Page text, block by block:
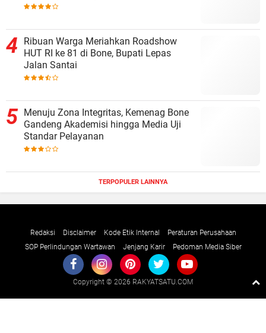
Ribuan Warga Meriahkan Roadshow
HUT RI ke 81 di Bone, Bupati Lepas
Jalan Santai
Menuju Zona Integritas, Kemenag Bone
Gandeng Akademisi hingga Media Uji
Standar Pelayanan
TERPOPULER LAINNYA
Redaksi Disclaimer Kode Etik Internal
Peraturan Perusahaan
SOP Perlindungan Wartawan
Jenjang Karir Pedoman Media Siber
Copyright © 2026 RAKYATSATU.COM
Raushan